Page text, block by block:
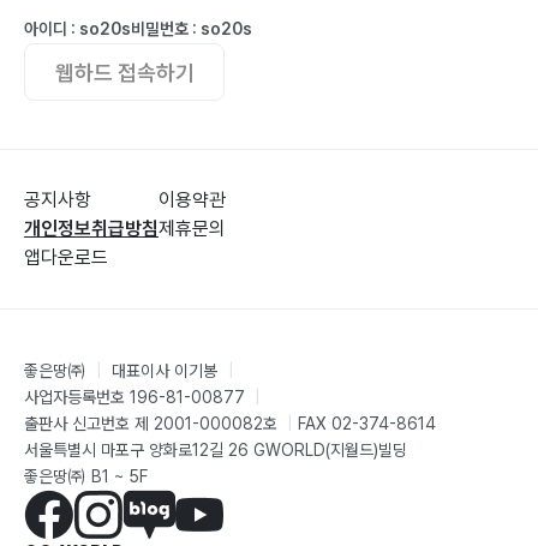
아이디 : so20s비밀번호 : so20s
웹하드 접속하기
공지사항
개인정보취급방침
앱다운로드
이용약관
제휴문의
좋은땅㈜ 대표이사 이기봉
사업자등록번호 196-81-00877
출판사 신고번호 제 2001-000082호
FAX 02-374-8614
서울특별시 마포구 양화로12길 26 GWORLD(지월드)빌딩
좋은땅㈜ B1 ~ 5F